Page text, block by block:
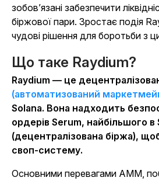
зобов’язані забезпечити
біржової пари. Зростає подія
чудові рішення для боротьби з
Що таке Raydium?
Raydium — це
(автоматизований
Solana. Вона надходить
ордерів Serum, найбільшого в
(децентралізована біржа),
своп-систему.
Основними перевагами AMM,